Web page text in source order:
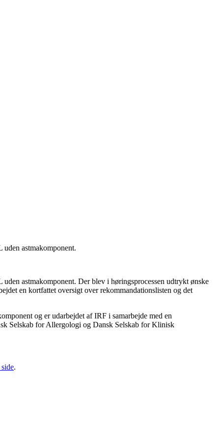
astmakomponent.
astmakomponent. Der blev i høringsprocessen udtrykt ønske
en kortfattet oversigt over rekommandationslisten og det
og er udarbejdet af IRF i samarbejde med en
Selskab for Allergologi og Dansk Selskab for Klinisk
.